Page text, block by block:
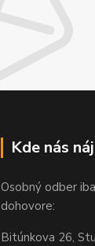
Kde nás
Osobný odber
dohovore:
Bitúnkova 26,